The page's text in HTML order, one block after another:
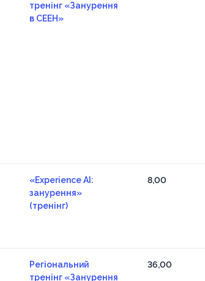
тренінг «Занурення
в СЕЕН»
«Experience AI:
занурення»
(тренінг)
8,00
Регіональний
тренінг «Занурення
36,00